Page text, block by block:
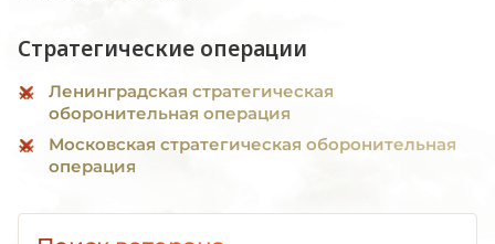
Стратегические операции
Ленинградская стратегическая
оборонительная операция
Московская стратегическая оборонительная
операция